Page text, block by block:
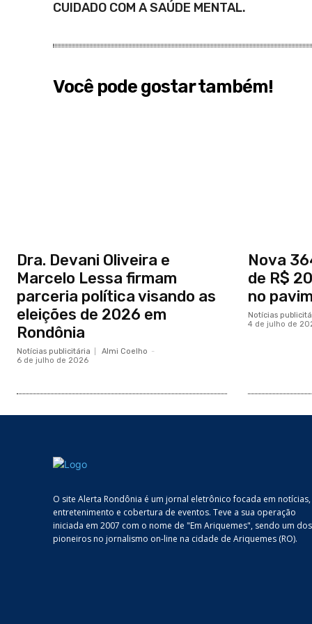
CUIDADO COM A SAÚDE MENTAL.
Você pode gostar também!
Dra. Devani Oliveira e
Marcelo Lessa firmam
parceria política visando as
eleições de 2026 em
Rondônia
Notícias publicitária Almi Coelho -
6 de julho de 2026
Nova
de R$
no
Notícias
4 de julho de
O site Alerta Rondônia é um jornal eletrônico focada em notícias,
entretenimento e cobertura de eventos. Teve a sua operação
iniciada em 2007 com o nome de "Em Ariquemes", sendo um dos
pioneiros no jornalismo on-line na cidade de Ariquemes (RO).